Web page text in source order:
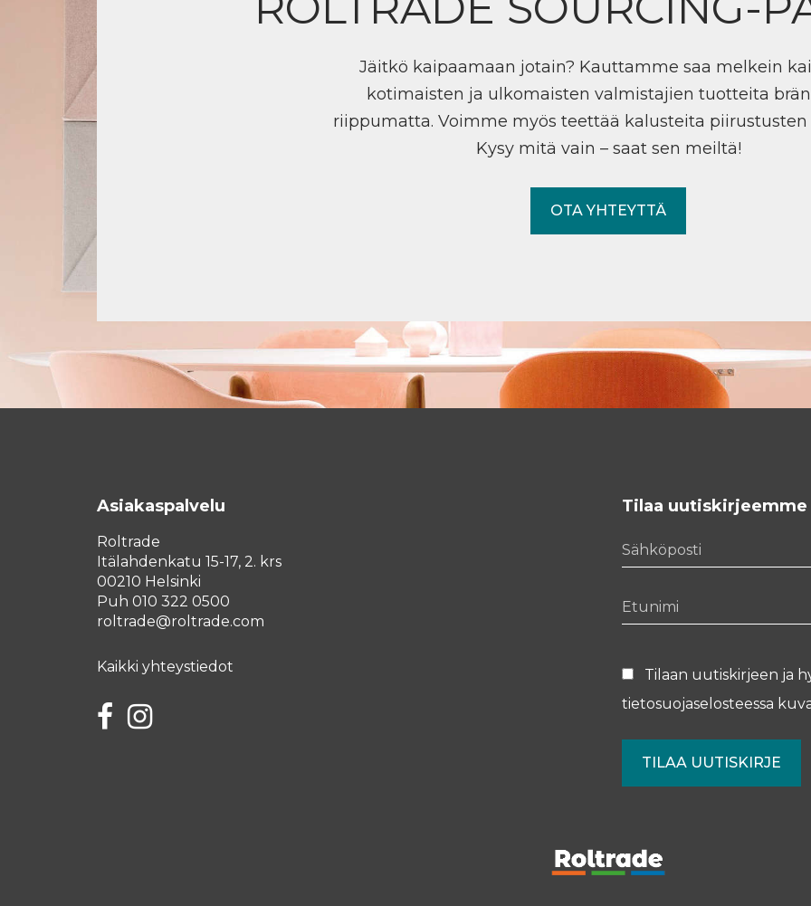
Jäitkö kaipaamaan jotain? Kauttamme saa melkein
kotimaisten ja ulkomaisten valmistajien tuotteita
riippumatta. Voimme myös teettää kalusteita piirustusten
Kysy mitä vain – saat sen meiltä!
OTA YHTEYTTÄ
Asiakaspalvelu
Roltrade
Itälahdenkatu 15-17, 2. krs
00210 Helsinki
Puh 010 322 0500
roltrade@roltrade.com
Kaikki yhteystiedot
FacebookInstagram
Tilaa uutiskirjeemme
Tilaan uutiskirjeen ja
tietosuojaselosteessa